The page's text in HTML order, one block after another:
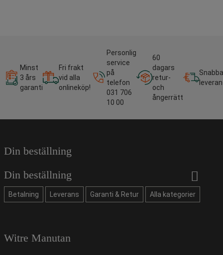
Minst
3 års
garanti
Fri frakt
vid alla
onlineköp!
Personlig
service
på
telefon
031 706
10 00
60
dagars
retur-
och
ångerrätt
Snabba
Din beställning
Din beställning
Betalning Leverans Garanti & Retur Alla kategorier
Witre Manutan